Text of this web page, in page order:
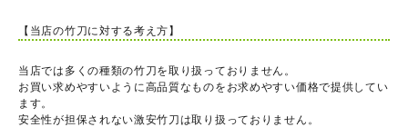
【当店の竹刀に対する考え方】
当店では多くの種類の竹刀を取り扱っておりません。
お買い求めやすいように高品質なものをお求めやすい価格で提供してい
ます。
安全性が担保されない激安竹刀は取り扱っておりません。